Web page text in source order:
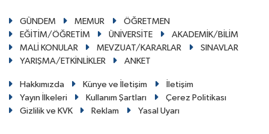
GÜNDEM MEMUR
ÖĞRETMEN
EĞİTİM/ÖĞRETİM
ÜNİVERSİTE
AKADEMİK/BİLİM
MALİ KONULAR
MEVZUAT/KARARLAR
SINAVLAR
YARIŞMA/ETKİNLİKLER
ANKET
Hakkımızda Künye ve İletişim
İletişim
Yayın İlkeleri
Kullanım Şartları
Çerez Politikası
Gizlilik ve KVK
Reklam Yasal Uyarı